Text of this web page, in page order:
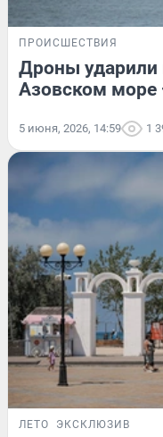
ПРОИСШЕСТВИЯ
Дроны ударили
Азовском
5 июня, 2026, 14:59 1
ЛЕТО ЭКСКЛЮЗИВ